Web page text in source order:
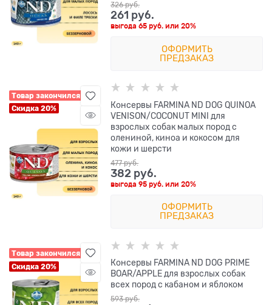
326 руб.
261 руб.
выгода65 руб. или20%
ОФОРМИТЬ
ПРЕДЗАКАЗ
Товар закончился
Скидка 20%
Консервы FARMINA ND DOG QUINOA
VENISON/COCONUT MINI для
взрослых собак малых пород с
олениной, киноа и кокосом для
кожи и шерсти
477 руб.
382 руб.
выгода95 руб. или20%
ОФОРМИТЬ
ПРЕДЗАКАЗ
Товар закончился
Скидка 20%
Консервы FARMINA ND DOG PRIME
BOAR/APPLE для взрослых собак
всех пород с кабаном и яблоком
593 руб.